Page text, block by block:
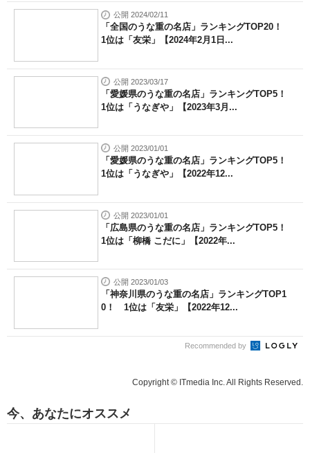
公開 2024/02/11
「全国のうな重の名店」ランキングTOP20！
1位は「友栄」【2024年2月1日...
公開 2023/03/17
「愛媛県のうな重の名店」ランキングTOP5！
1位は「うなぎや」【2023年3月...
公開 2023/01/01
「愛媛県のうな重の名店」ランキングTOP5！
1位は「うなぎや」【2022年12...
公開 2023/01/01
「広島県のうな重の名店」ランキングTOP5！
1位は「柳橋 こだに」【2022年...
公開 2023/01/03
「神奈川県のうな重の名店」ランキングTOP1
0！ 1位は「友栄」【2022年12...
Recommended by
Copyright © ITmedia Inc. All Rights Reserved.
今、あなたにオススメ